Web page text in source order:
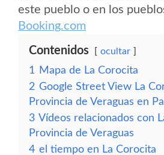
este pueblo o en los
Booking.com
Contenidos ocultar
1
Mapa de La Corocita
2 Google Street View La
Provincia de Veraguas en
3 Vídeos relacionados con
Provincia de Veraguas
4 el tiempo en La Corocita